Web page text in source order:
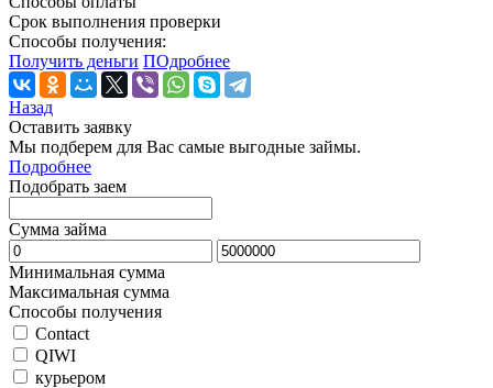
Срок выполнения проверки
Cпособы получения:
Получить деньги ПОдробнее
Назад
Оставить заявку
Мы подберем для Вас самые выгодные займы.
Подробнее
Подобрать заем
Сумма займа
Минимальная сумма
Максимальная сумма
Способы получения
Contact
QIWI
курьером